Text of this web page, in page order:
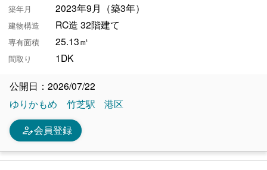
築年月 2023年9月（築3年）
建物構造 RC造 32階建て
専有面積 25.13㎡
間取り 1DK
公開日：2026/07/22
ゆりかもめ
竹芝駅 港区
person_edit会員登録